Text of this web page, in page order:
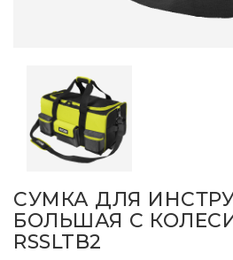
СУМКА ДЛЯ
БОЛЬШАЯ С
RSSLTB2